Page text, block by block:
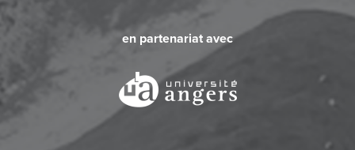
en partenariat avec